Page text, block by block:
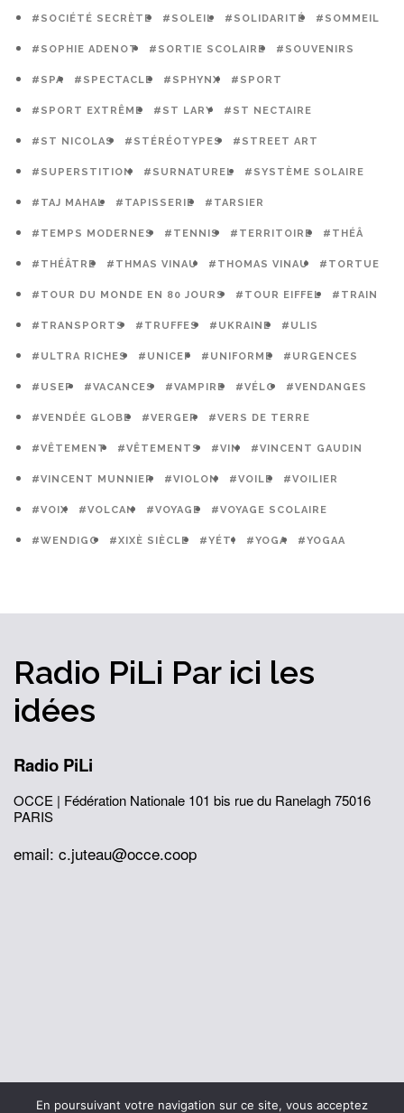
#SOCIÉTÉ SECRÈTE #SOLEIL #SOLIDARITÉ #SOMMEIL
#SOPHIE ADENOT #SORTIE SCOLAIRE #SOUVENIRS
#SPA #SPECTACLE #SPHYNX #SPORT
#SPORT EXTRÊME #ST LARY #ST NECTAIRE
#ST NICOLAS #STÉRÉOTYPES #STREET ART
#SUPERSTITION #SURNATUREL #SYSTÈME SOLAIRE
#TAJ MAHAL #TAPISSERIE #TARSIER
#TEMPS MODERNES #TENNIS #TERRITOIRE #THÉÂ
#THÉÂTRE #THMAS VINAU #THOMAS VINAU #TORTUE
#TOUR DU MONDE EN 80 JOURS #TOUR EIFFEL #TRAIN
#TRANSPORTS #TRUFFES #UKRAINE #ULIS
#ULTRA RICHES #UNICEF #UNIFORME #URGENCES
#USEP #VACANCES #VAMPIRE #VÉLO #VENDANGES
#VENDÉE GLOBE #VERGER #VERS DE TERRE
#VÊTEMENT #VÊTEMENTS #VIN #VINCENT GAUDIN
#VINCENT MUNNIER #VIOLON #VOILE #VOILIER
#VOIX #VOLCAN #VOYAGE #VOYAGE SCOLAIRE
#WENDIGO #XIXÈ SIÈCLE #YÉTI #YOGA #YOGAA
Radio PiLi Par ici les
idées
Radio PiLi
OCCE | Fédération Nationale 101 bis rue du Ranelagh75016
PARIS
email: c.juteau@occe.coop
© 2026 Office Central de la Coopération à l'École
En poursuivant votre navigation sur ce site, vous acceptez